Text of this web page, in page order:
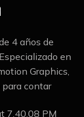
4 años de
en
Graphics,
contar